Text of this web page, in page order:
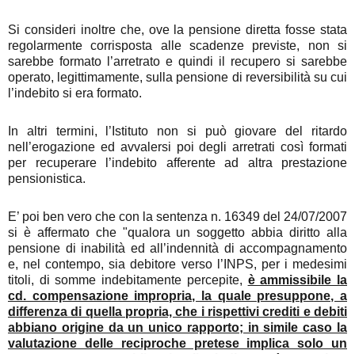
Si consideri inoltre che, ove la pensione diretta fosse stata
regolarmente corrisposta alle scadenze previste, non si
sarebbe formato l’arretrato e quindi il recupero si sarebbe
operato, legittimamente, sulla pensione di reversibilità su cui
l’indebito si era formato.
In altri termini, l’Istituto non si può giovare del ritardo
nell’erogazione ed avvalersi poi degli arretrati così formati
per recuperare l’indebito afferente ad altra prestazione
pensionistica.
E’ poi ben vero che con la sentenza n. 16349 del 24/07/2007
si è affermato che "qualora un soggetto abbia diritto alla
pensione di inabilità ed all’indennità di accompagnamento
e, nel contempo, sia debitore verso l’INPS, per i medesimi
titoli, di somme indebitamente percepite, è ammissibile la
cd. compensazione impropria, la quale presuppone, a
differenza di quella propria, che i rispettivi crediti e debiti
abbiano origine da un unico rapporto; in simile caso la
valutazione delle reciproche pretese implica solo un